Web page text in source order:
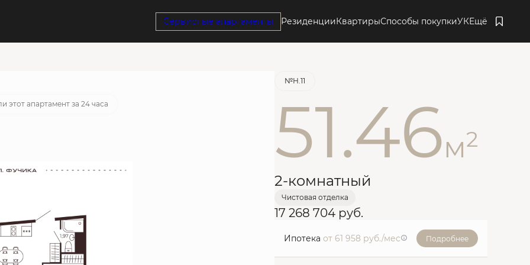
Сервисные апартаменты РезиденцииКвартирыСпособы покупкиУКЕщё
Забронировать
этот апартамент за 24 часа
№Н.11
51.46м2
2-комнатный
Чистовая отделка
17 268 704 руб.
Ипотека от 61 958 руб./мес Подробнее